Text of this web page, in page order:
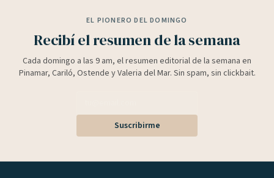
EL PIONERO DEL DOMINGO
Recibí el resumen de la semana
Cada domingo a las 9 am, el resumen editorial de la semana en
Pinamar, Cariló, Ostende y Valeria del Mar. Sin spam, sin clickbait.
Suscribirme